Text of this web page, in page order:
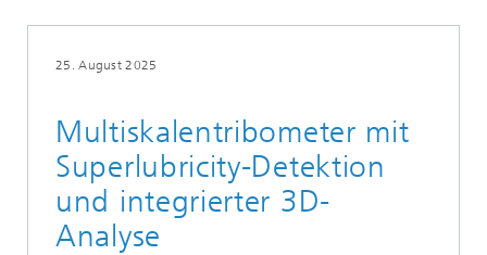
25. August 2025
Multiskalentribometer mit
Superlubricity-Detektion
und integrierter 3D-
Analyse